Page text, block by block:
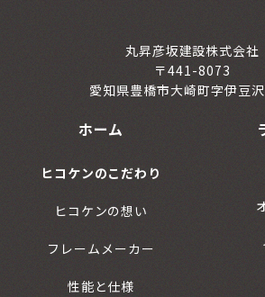
丸昇彦坂建設株式会社
〒441-8073
愛知県豊橋市大崎町字伊豆
ホーム
ヒコケンのこだわり
ヒコケンの想い
フレームメーカー
性能と仕様